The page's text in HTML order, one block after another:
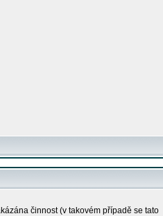
činnost (v takovém případě se tato